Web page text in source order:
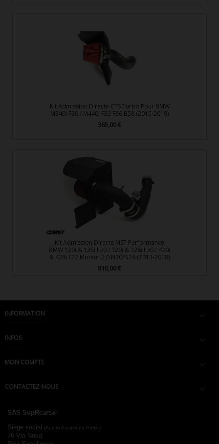
Kit Admission Directe CTS Turbo Pour BMW
M340i F30 / M440i F32 F36 B58 (2015-2019)
Prix
365,00 €
Kit Admission Directe MST Performance
BMW 120i & 125i F20 / 320i & 328i F30 / 420i
& 428i F32 Moteur 2,0 N20/N26 (2013-2018)
Prix
810,00 €
INFORMATION
INFOS
MON COMPTE
CONTACTEZ-NOUS
SAS SupRcars®
Siège social
(Aucun Accueil du Public)
76 Via Nova